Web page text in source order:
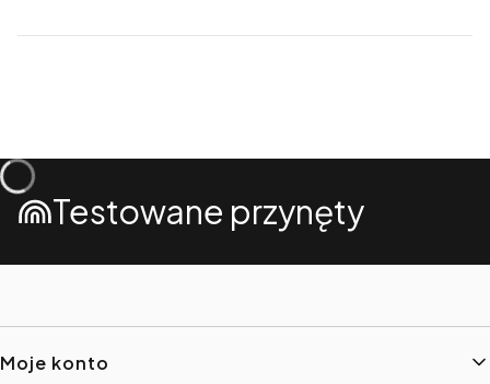
Testowane przynęty
Linki w stopce
Moje konto